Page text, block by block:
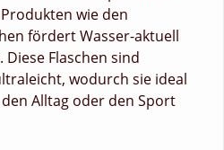
wie den
fördert Wasser-aktuell
Flaschen sind
wodurch sie ideal
Alltag oder den Sport